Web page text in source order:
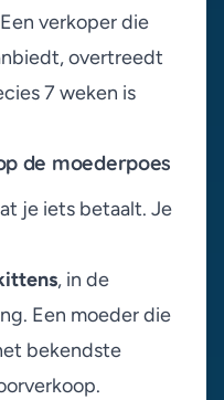
verkoper die
overtreedt
7 weken is
de moederpoes
je iets betaalt. Je
, in de
Een moeder die
bekendste